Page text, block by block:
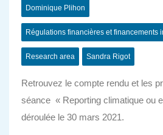
Dominique Plihon
Régulations financières et financements
Research area Sandra Rigot
Retrouvez le compte rendu et les
séance « Reporting climatique ou
déroulée le 30 mars 2021.